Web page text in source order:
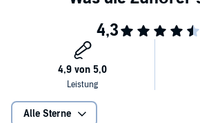
Alle Sterne